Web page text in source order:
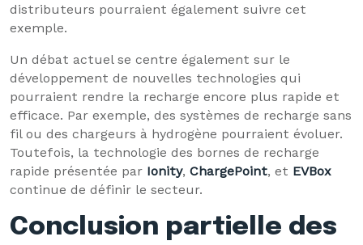
distributeurs pourraient également suivre cet
exemple.
Un débat actuel se centre également sur le
développement de nouvelles technologies qui
pourraient rendre la recharge encore plus rapide et
efficace. Par exemple, des systèmes de recharge sans
fil ou des chargeurs à hydrogène pourraient évoluer.
Toutefois, la technologie des bornes de recharge
rapide présentée par Ionity, ChargePoint, et EVBox
continue de définir le secteur.
Conclusion partielle des